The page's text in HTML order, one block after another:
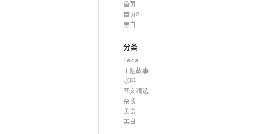
首页
首页2
黑白
分类
Leica
主题故事
咖啡
图文精选
杂谈
美食
黑白